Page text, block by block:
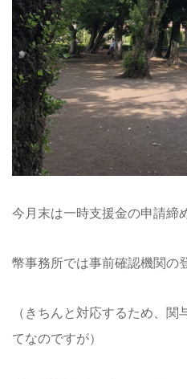
今月末は一時支援金の申請締
幣事務所では事前確認機関の
（きちんと対応するため、
てなのですが）